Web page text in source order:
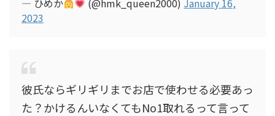
— ひめか (@hmk_queen2000) January 16,
2023
彼氏ならギリギリまでお店で使わせる必要あっ
た？かけるんいなくてもNo1取れるって言って